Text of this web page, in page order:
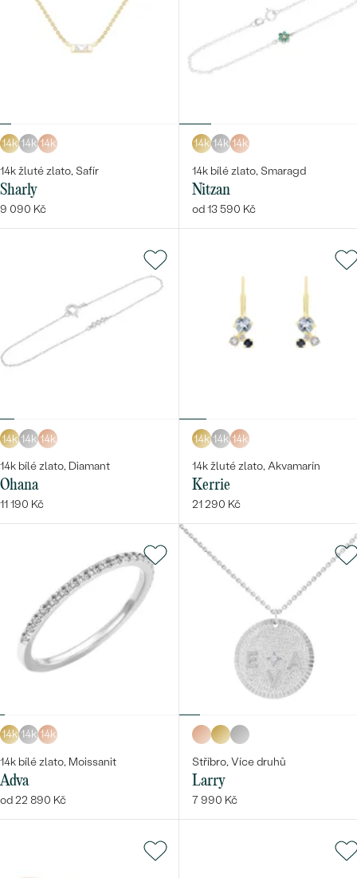
14k 14k 14k
14k žluté zlato, Safír
Sharly
9 090 Kč
14k 14k 14k
14k bílé zlato, Smaragd
Nitzan
od 13 590 Kč
14k 14k 14k
14k bílé zlato, Diamant
Ohana
11 190 Kč
14k 14k 14k
14k žluté zlato, Akvamarín
Kerrie
21 290 Kč
14k 14k 14k
14k bílé zlato, Moissanit
Adva
od 22 890 Kč
Stříbro, Více druhů
Larry
7 990 Kč